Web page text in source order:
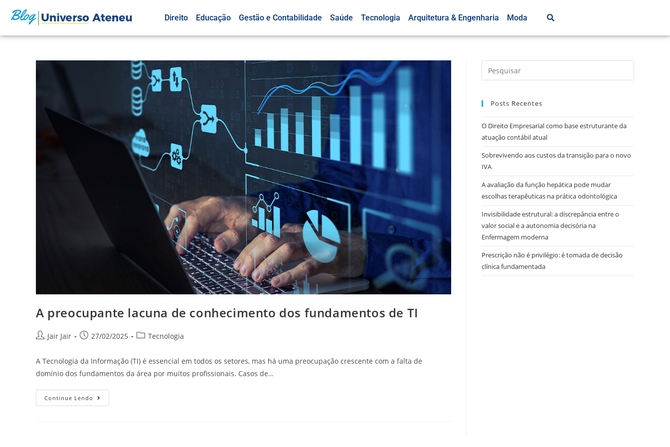
Direito Educação Gestão e Contabilidade Saúde Tecnologia Arquitetura & Engenharia Moda
A preocupante lacuna de conhecimento dos fundamentos de TI
Jair Jair 27/02/2025 Tecnologia
A Tecnologia da Informação (TI) é essencial em todos os setores, mas há uma preocupação crescente com a falta de
domínio dos fundamentos da área por muitos profissionais. Casos de…
Continue Lendo
Posts Recentes
O Direito Empresarial como base estruturante da
atuação contábil atual
Sobrevivendo aos custos da transição para o novo
IVA
A avaliação da função hepática pode mudar
escolhas terapêuticas na prática odontológica
Invisibilidade estrutural: a discrepância entre o
valor social e a autonomia decisória na
Enfermagem moderna
Prescrição não é privilégio: é tomada de decisão
clínica fundamentada